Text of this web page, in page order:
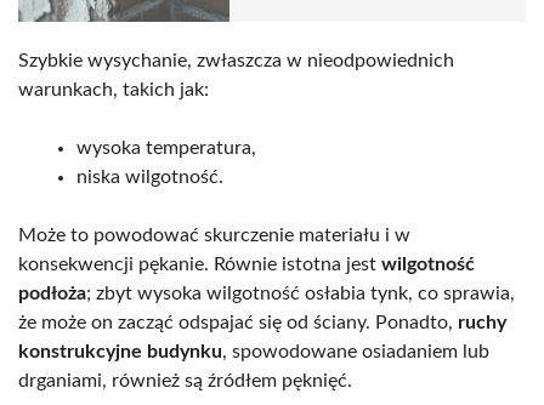
Szybkie wysychanie, zwłaszcza w nieodpowiednich
warunkach, takich jak:
wysoka temperatura,
niska wilgotność.
Może to powodować skurczenie materiału i w
konsekwencji pękanie. Równie istotna jest wilgotność
podłoża; zbyt wysoka wilgotność osłabia tynk, co sprawia,
że może on zacząć odspajać się od ściany. Ponadto, ruchy
konstrukcyjne budynku, spowodowane osiadaniem lub
drganiami, również są źródłem pęknięć.